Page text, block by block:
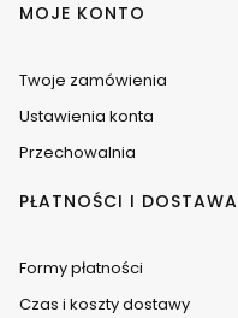
MOJE KONTO
Twoje zamówienia
Ustawienia konta
Przechowalnia
PŁATNOŚCI I DOSTAWA
Formy płatności
Czas i koszty dostawy